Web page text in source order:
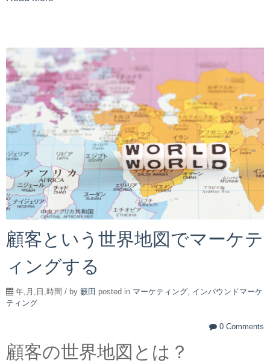
顧客という世界地図でマーケテ
ィングする
年,月,日,時間 / by 籔田 posted in マーケティング, インバウンドマーケ
ティング
0 Comments
顧客の世界地図とは？